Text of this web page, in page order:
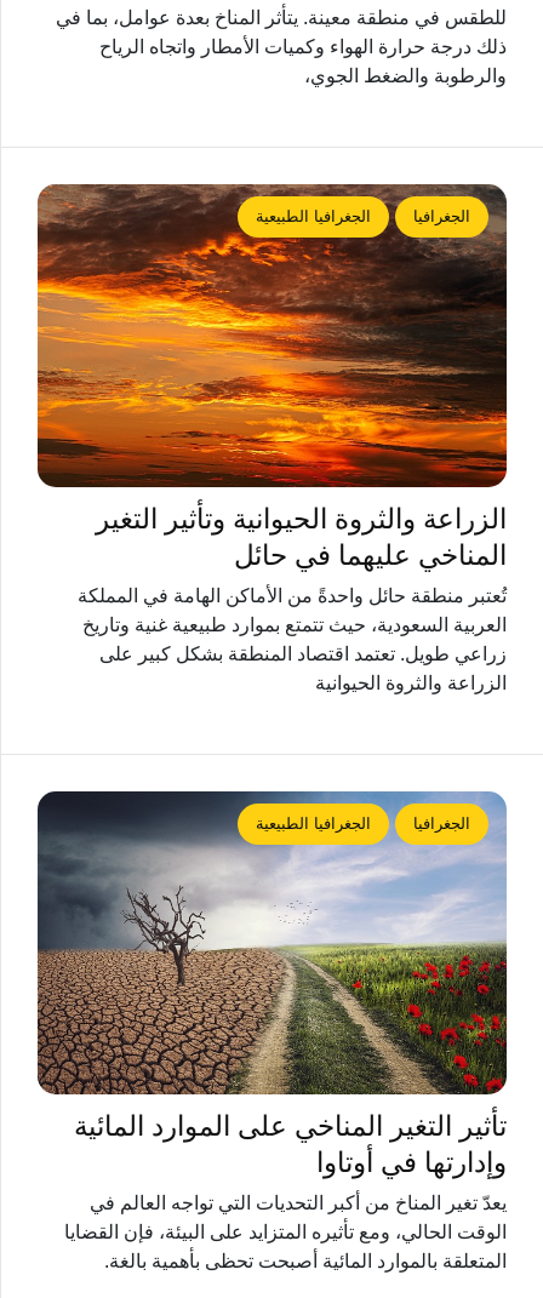
للطقس في منطقة معينة. يتأثر المناخ بعدة عوامل، بما في
ذلك درجة حرارة الهواء وكميات الأمطار واتجاه الرياح
والرطوبة والضغط الجوي،
الجغرافيا الجغرافيا الطبيعية
الزراعة والثروة الحيوانية وتأثير التغير
المناخي عليهما في حائل
تُعتبر منطقة حائل واحدةً من الأماكن الهامة في المملكة
العربية السعودية، حيث تتمتع بموارد طبيعية غنية وتاريخ
زراعي طويل. تعتمد اقتصاد المنطقة بشكل كبير على
الزراعة والثروة الحيوانية
الجغرافيا الجغرافيا الطبيعية
تأثير التغير المناخي على الموارد المائية
وإدارتها في أوتاوا
يعدّ تغير المناخ من أكبر التحديات التي تواجه العالم في
الوقت الحالي، ومع تأثيره المتزايد على البيئة، فإن القضايا
المتعلقة بالموارد المائية أصبحت تحظى بأهمية بالغة.